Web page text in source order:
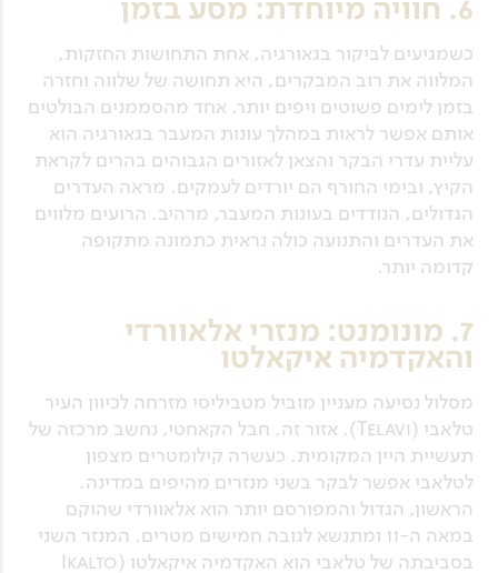
6. חוויה מיוחדת: מסע בזמן
כשמגיעים לביקור בגאורגיה, אחת התחושות החזקות,
המלווה את רוב המבקרים, היא תחושה של שלווה וחזרה
בזמן לימים פשוטים ויפים יותר. אחד מהסממנים הבולטים
אותם אפשר לראות במהלך עונות המעבר בגאורגיה הוא
עליית עדרי הבקר והצאן לאזורים הגבוהים בהרים לקראת
הקיץ, ובימי החורף הם יורדים לעמקים. מראה העדרים
הגדולים, הנודדים בעונות המעבר, מרהיב. הרועים מלווים
את העדרים והתנועה כולה נראית כתמונה מתקופה
קדומה יותר.
7. מונומנט: מנזרי אלאוורדי
והאקדמיה איקאלטו
מסלול נסיעה מעניין מוביל מטביליסי מזרחה לכיוון העיר
טלאבי (Telavi). אזור זה, חבל הקאחטי, נחשב מרכזה של
תעשיית היין המקומית. כעשרה קילומטרים מצפון
לטלאבי אפשר לבקר בשני מנזרים מהיפים במדינה.
הראשון, הגדול והמפורסם יותר הוא אלאוורדי שהוקם
במאה ה-11 ומתנשא לגובה חמישים מטרים. המנזר השני
בסביבתה של טלאבי הוא האקדמיה איקאלטו (Ikalto